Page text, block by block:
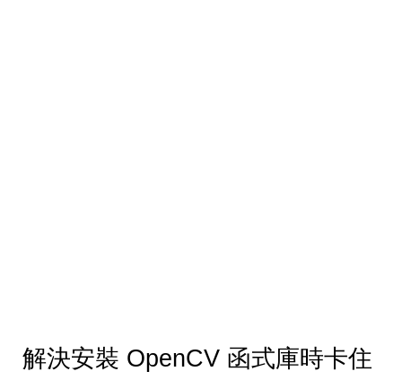
解決安裝 OpenCV 函式庫時卡住